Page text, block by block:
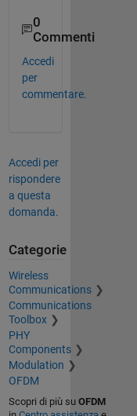
0
Commenti
Accedi
per
commentare.
Accedi per
rispondere
a questa
domanda.
Categorie
Wireless
Communications
Communications
Toolbox
PHY
Components
Modulation
OFDM
Scopri di più su OFDM